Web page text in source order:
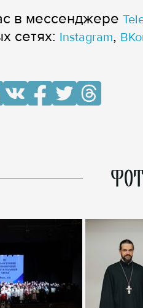
в мессенджере
сетях: Instagram,